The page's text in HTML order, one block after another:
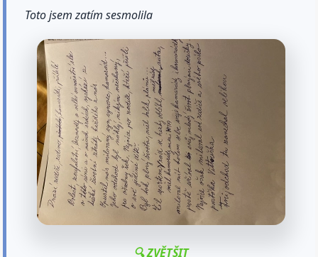
Toto jsem zatím sesmolila
🔍 ZVĚTŠIT